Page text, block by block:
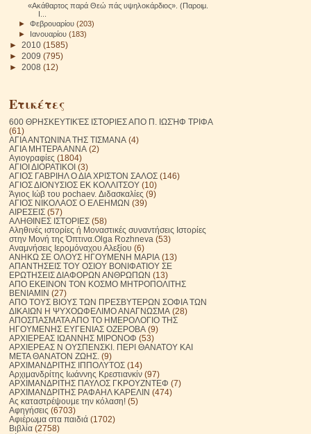
«Ακάθαρτος παρά Θεώ πάς υψηλοκάρδιος». (Παροιμ.
Ι...
►Φεβρουαρίου(203)
► Ιανουαρίου(183)
► 2010 (1585)
► 2009 (795)
► 2008 (12)
Ετικέτες
600 ΘΡΗΣΚΕΥΤΙΚΈΣ ΙΣΤΟΡΙΕΣ ΑΠΟ Π. ΙΩΣΉΦ ΤΡΙΦΑ
(61)
ΑΓΙΑ ΑΝΤΩΝΙΝΑ ΤΗΣ ΤΙΣΜΑΝΑ (4)
ΑΓΙΑ ΜΗΤΕΡΑ ΑΝΝΑ (2)
Αγιογραφίες (1804)
ΑΓΙΟΙ ΔΙΟΡΑΤΙΚΟΙ (3)
ΑΓΙΟΣ ΓΑΒΡΙΗΛ Ο ΔΙΑ ΧΡΙΣΤΟΝ ΣΑΛΟΣ (146)
ΑΓΙΟΣ ΔΙΟΝΥΣΙΟΣ ΕΚ ΚΟΛΛΙΤΣΟΥ (10)
Άγιος Ιώβ του pochaev. Διδασκαλίες (9)
ΑΓΙΟΣ ΝΙΚΟΛΑΟΣ Ο ΕΛΕΗΜΩΝ (39)
ΑΙΡΕΣΕΙΣ (57)
ΑΛΗΘΙΝΕΣ ΙΣΤΟΡΙΕΣ (58)
Αληθινές ιστορίες ή Μοναστικές συναντήσεις Ιστορίες
στην Μονή της Όπτινα.Olga Rozhneva (53)
Αναμνήσεις Ιερομόναχου Αλεξίου (6)
ΑΝΗΚΩ ΣΕ ΟΛΟΥΣ ΗΓΟΥΜΕΝΗ ΜΑΡΙΑ (13)
ΑΠΑΝΤΗΣΕΙΣ ΤΟΥ ΟΣΙΟΥ ΒΟΝΙΦΑΤΙΟΥ ΣΕ
ΕΡΩΤΗΣΕΙΣ ΔΙΑΦΟΡΩΝ ΑΝΘΡΩΠΩΝ (13)
ΑΠΟ ΕΚΕΙΝΟΝ ΤΟΝ ΚΟΣΜΟ ΜΗΤΡΟΠΟΛΙΤΗΣ
ΒΕΝΙΑΜΙΝ (27)
ΑΠΟ ΤΟΥΣ ΒΙΟΥΣ ΤΩΝ ΠΡΕΣΒΥΤΕΡΩΝ ΣΟΦΙΑ ΤΩΝ
ΔΙΚΑΙΩΝ Η ΨΥΧΟΩΦΕΛΙΜΟ ΑΝΑΓΝΩΣΜΑ (28)
ΑΠΟΣΠΑΣΜΑΤΑ ΑΠΟ ΤΟ ΗΜΕΡΟΛΟΓΙΟ ΤΗΣ
ΗΓΟΥΜΕΝΗΣ ΕΥΓΕΝΙΑΣ ΟΖΕΡΟΒΑ (9)
ΑΡΧΙΕΡΕΑΣ ΙΩΑΝΝΗΣ ΜΙΡΟΝΟΦ (53)
ΑΡΧΙΕΡΕΑΣ Ν ΟΥΣΠΕΝΣΚΙ. ΠΕΡΙ ΘΑΝΑΤΟΥ ΚΑΙ
ΜΕΤΑ ΘΑΝΑΤΟΝ ΖΩΗΣ. (9)
ΑΡΧΙΜΑΝΔΡΙΤΗΣ ΙΠΠΟΛΥΤΟΣ (14)
Αρχιμανδρίτης Ιωάννης Κρεστιανκίν (97)
ΑΡΧΙΜΑΝΔΡΙΤΗΣ ΠΑΥΛΟΣ ΓΚΡΟΥΖΝΤΕΦ (7)
ΑΡΧΙΜΑΝΔΡΙΤΗΣ ΡΑΦΑΗΛ ΚΑΡΕΛΙΝ (474)
Ας καταστρέψουμε την κόλαση! (5)
Αφηγήσεις (6703)
Αφιέρωμα στα παιδιά (1702)
Βιβλία (2758)